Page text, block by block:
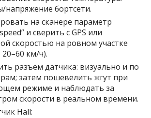
напряжение бортсети.
на сканере параметр
и сверить с GPS или
скоростью на ровном участке
20–60 км/ч).
разъем датчика: визуально и по
затем пошевелить жгут при
режиме и наблюдать за
скорости в реальном времени.
Hall: